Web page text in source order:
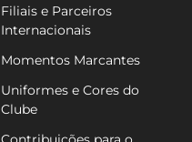
Filiais e Parceiros
Internacionais
Momentos Marcantes
Uniformes e Cores do
Clube